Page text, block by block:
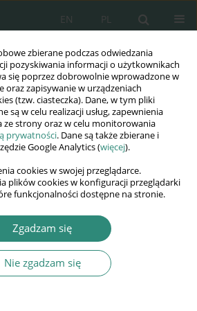
zbierane podczas odwiedzania
pozyskiwania informacji o użytkownikach
się poprzez dobrowolnie wprowadzone w
oraz zapisywanie w urządzeniach
(tzw. ciasteczka). Dane, w tym pliki
są w celu realizacji usług, zapewnienia
ze strony oraz w celu monitorowania
prywatności. Dane są także zbierane i
Google Analytics (więcej).
cookies w swojej przeglądarce.
plików cookies w konfiguracji przeglądarki
funkcjonalności dostępne na stronie.
Zgadzam się
Nie zgadzam się
PL
EN
bezpieczeństwo